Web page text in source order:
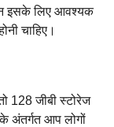
इसके लिए आवश्यक
चाहिए।
128 जीबी स्टोरेज
अंतर्गत आप लोगों